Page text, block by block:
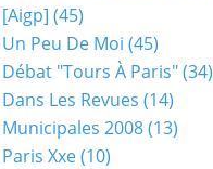
[aigp] (45)
Un Peu De Moi (45)
Débat "tours À Paris"(34)
Dans Les Revues (14)
Municipales 2008(13)
Paris Xxe(10)